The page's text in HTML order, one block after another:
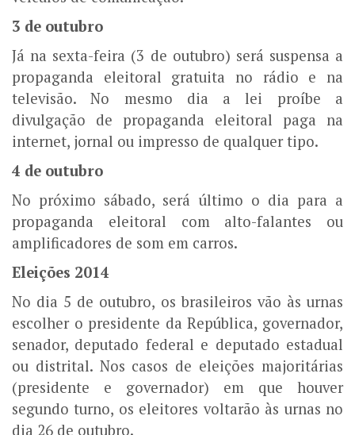
3 de outubro
Já na sexta-feira (3 de outubro) será suspensa a
propaganda eleitoral gratuita no rádio e na
televisão. No mesmo dia a lei proíbe a
divulgação de propaganda eleitoral paga na
internet, jornal ou impresso de qualquer tipo.
4 de outubro
No próximo sábado, será último o dia para a
propaganda eleitoral com alto-falantes ou
amplificadores de som em carros.
Eleições 2014
No dia 5 de outubro, os brasileiros vão às urnas
escolher o presidente da República, governador,
senador, deputado federal e deputado estadual
ou distrital. Nos casos de eleições majoritárias
(presidente e governador) em que houver
segundo turno, os eleitores voltarão às urnas no
dia 26 de outubro.